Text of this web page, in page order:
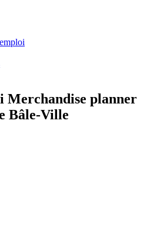
Merchandise planner
Bâle-Ville